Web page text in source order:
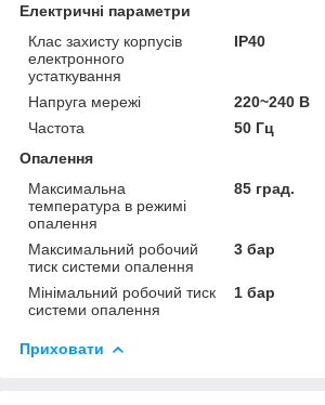
Електричні параметри
Клас захисту корпусів
електронного
устаткування
IP40
Напруга мережі
220~240 В
Частота
50 Гц
Опалення
Максимальна
температура в режимі
опалення
85 град.
Максимальний робочий
тиск системи опалення
3 бар
Мінімальний робочий тиск
системи опалення
1 бар
Приховати